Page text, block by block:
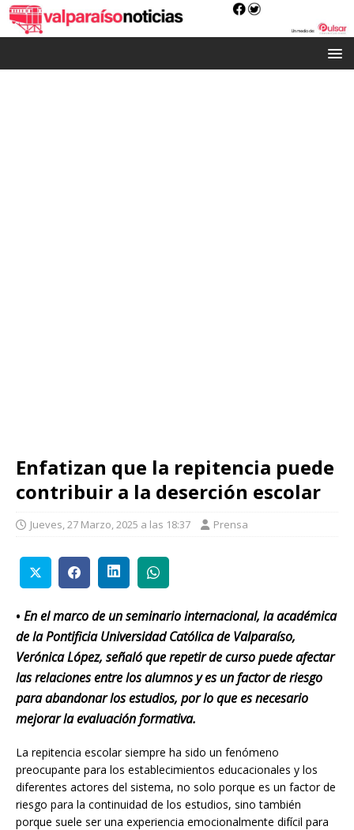
Enfatizan que la repitencia puede
contribuir a la deserción escolar
Jueves, 27 Marzo, 2025 a las 18:37 Prensa
• En el marco de un seminario internacional, la académica
de la Pontificia Universidad Católica de Valparaíso,
Verónica López, señaló que repetir de curso puede afectar
las relaciones entre los alumnos y es un factor de riesgo
para abandonar los estudios, por lo que es necesario
mejorar la evaluación formativa.
La repitencia escolar siempre ha sido un fenómeno
preocupante para los establecimientos educacionales y los
diferentes actores del sistema, no solo porque es un factor de
riesgo para la continuidad de los estudios, sino también
porque suele ser una experiencia emocionalmente difícil para